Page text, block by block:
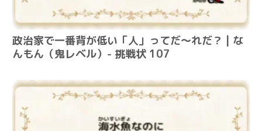
政治家で一番背が低い「人」ってだ～れだ？ | な
んもん（鬼レベル）- 挑戦状 107